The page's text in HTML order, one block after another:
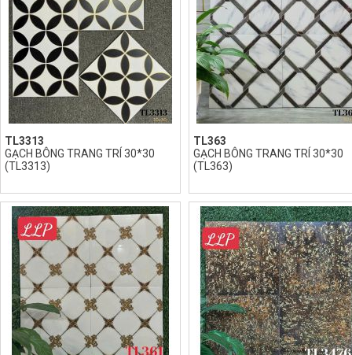
TL3313
GẠCH BÔNG TRANG TRÍ 30*30
(TL3313)
TL363
GẠCH BÔNG TRANG TRÍ 30*30
(TL363)